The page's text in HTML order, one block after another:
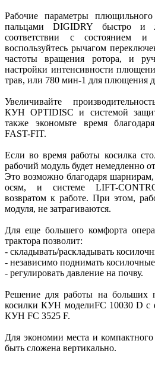
Рабочие параметры
пальцами DIGIDRY быстро и
соответствии с состоянием
воспользуйтесь рычагом
частоты вращения ротора, и
настройки интенсивности
трав, или 780 мин-1 для плющения
Увеличивайте
КУН OPTIDISC и системой
также экономьте время
FAST-FIT.
Если во время работы косилка
рабочий модуль будет немедленно
Это возможно благодаря
осям, и системе LIFT-
возвратом к работе. При этом,
модуля, не затрагиваются.
Для еще большего комфорта
трактора позволит:
- складывать/раскладывать
- независимо поднимать
- регулировать давление на почву.
Решение для работы на больших
косилки КУН моделиFC 10030 D с
КУН FC 3525 F.
Для экономии места и
быть сложена вертикально.